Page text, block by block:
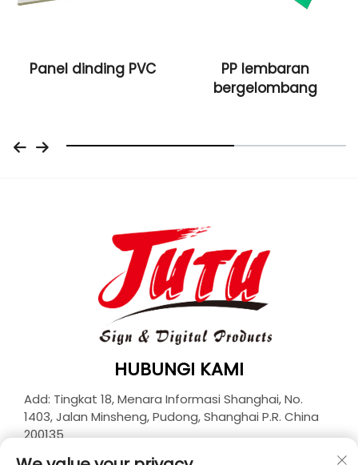
Panel dinding PVC
PP lembaran
bergelombang
HUBUNGI KAMI
Add: Tingkat 18, Menara Informasi Shanghai, No.
1403, Jalan Minsheng, Pudong, Shanghai P.R. China
200135
Telp:+86-21-33927426